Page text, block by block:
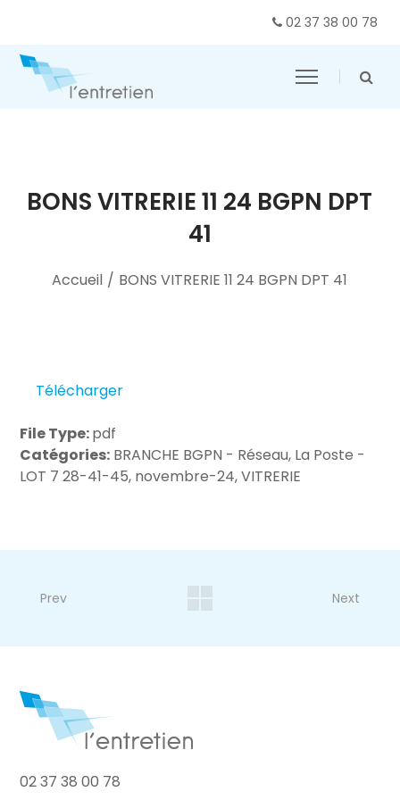
02 37 38 00 78
BONS VITRERIE 11 24 BGPN DPT
41
Accueil / BONS VITRERIE 11 24 BGPN DPT 41
Télécharger
File Type:pdf
Catégories: BRANCHE BGPN - Réseau, La Poste -
LOT 7 28-41-45, novembre-24, VITRERIE
Prev Next
02 37 38 00 78